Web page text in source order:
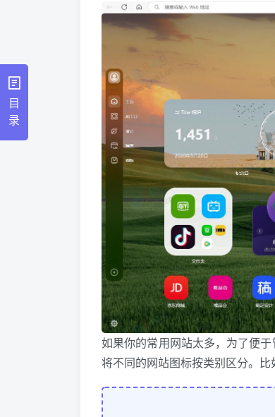
如果你的常用网站太多，为了便
将不同的网站图标按类别区分。比
目
录